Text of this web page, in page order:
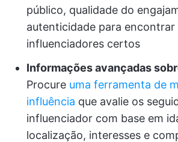
público, qualidade do
autenticidade para encontrar
influenciadores certos
Informações avançadas
Procure uma ferramenta de
influência que avalie os
influenciador com base em
localização, interesses e